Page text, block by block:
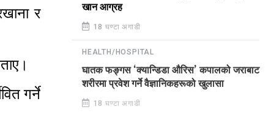
र
गर्ने
खान आग्रह
18 घण्टा अगाडी
HEALTH/HOSPITAL
घातक फङ्गस ‘क्यान्डिडा औरिस’ कपालको जराबाट
शरीरमा प्रवेश गर्ने वैज्ञानिकहरूको खुलासा
18 घण्टा अगाडी